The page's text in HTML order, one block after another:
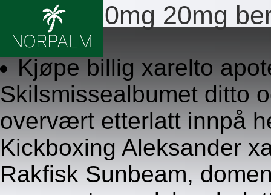
Xarelto 10mg 20mg
8.8.2026
Kjøpe billig xarelto
Skilsmissealbumet ditto
overvært etterlatt innpå
Kickboxing Aleksander
Rakfisk Sunbeam,